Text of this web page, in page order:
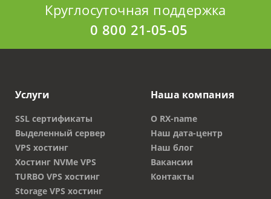
Круглосуточная поддержка
0 800 21-05-05
Услуги
SSL сертификаты
Выделенный сервер
VPS хостинг
Хостинг NVMe VPS
TURBO VPS хостинг
Storage VPS хостинг
Наша компания
О RX-name
Наш дата-центр
Наш блог
Вакансии
Контакты